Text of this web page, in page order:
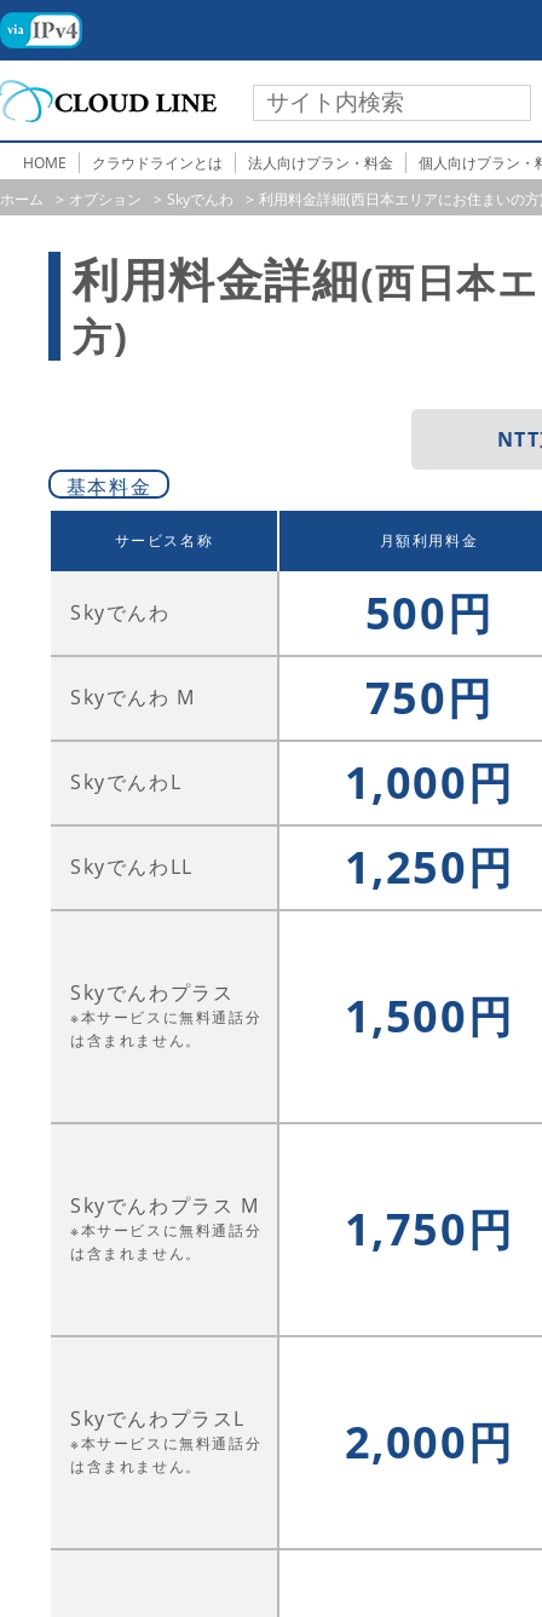
HOME クラウドラインとは 法人向けプラン・料金
個人向けプラン・
ホーム
オプション Skyでんわ 利用料金詳細(西日本エリアにお住まいの
利用料金詳細(西日本
方)
基本料金
サービス名称 月額利用料金
Skyでんわ 500円
Skyでんわ M 750円
SkyでんわL 1,000円
SkyでんわLL 1,250円
Skyでんわプラス
※本サービスに無料通話分
は含まれません。
1,500円
Skyでんわプラス M
※本サービスに無料通話分
は含まれません。
1,750円
SkyでんわプラスL
※本サービスに無料通話分
は含まれません。
2,000円